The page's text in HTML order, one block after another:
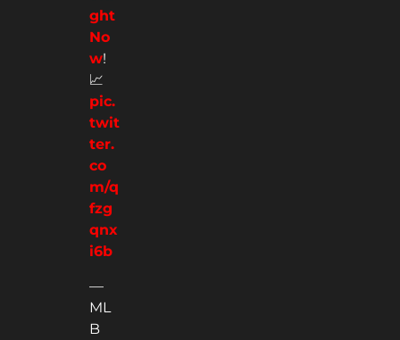
ght
No
w!
📈
pic.
twit
ter.
co
m/q
fzg
qnx
i6b
—
ML
B